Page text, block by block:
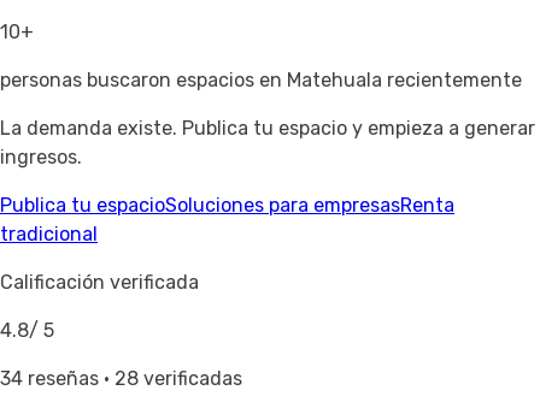
10+
personas buscaron espacios en Matehuala recientemente
La demanda existe. Publica tu espacio y empieza a generar
ingresos.
Publica tu espacioSoluciones para empresasRenta
tradicional
Calificación verificada
4.8/ 5
34 reseñas · 28 verificadas